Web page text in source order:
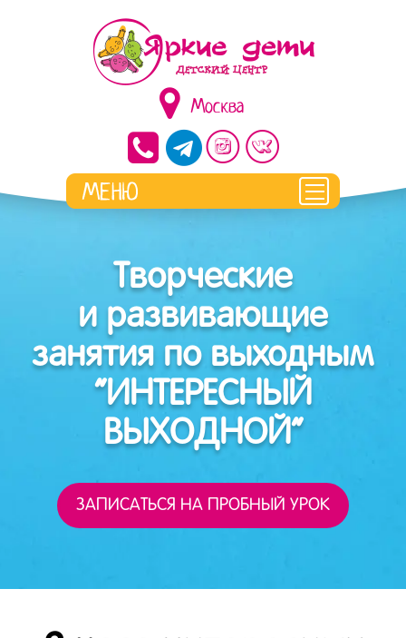
Москва
Творческие
и развивающие
занятия по выходным
“ИНТЕРЕСНЫЙ
ВЫХОДНОЙ”
ЗАПИСАТЬСЯ НА ПРОБНЫЙ УРОК